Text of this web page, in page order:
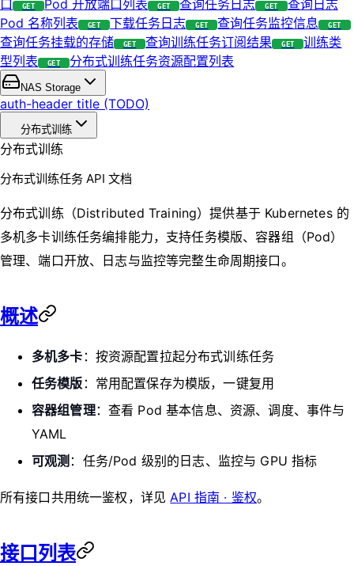
口
GET Pod 开放端口列表 GET 查询任务日志 GET
查询日志
Pod 名称列表
GET 下载任务日志 GET 查询任务监控信息 GET
查询任务挂载的存储 GET 查询训练任务订阅结果 GET
训练类
型列表
GET 分布式训练任务资源配置列表
NAS Storage
auth-header title (TODO)
分布式训练
分布式训练
分布式训练任务 API 文档
分布式训练（Distributed Training）提供基于 Kubernetes 的
多机多卡训练任务编排能力，支持任务模版、容器组（Pod）
管理、端口开放、日志与监控等完整生命周期接口。
概述
多机多卡 ：按资源配置拉起分布式训练任务
任务模版 ：常用配置保存为模版，一键复用
容器组管理：查看 Pod 基本信息、资源、调度、事件与
YAML
可观测 ：任务/Pod 级别的日志、监控与 GPU 指标
所有接口共用统一鉴权，详见 API 指南 · 鉴权。
接口列表